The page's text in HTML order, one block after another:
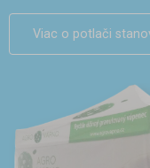
Viac o potlači